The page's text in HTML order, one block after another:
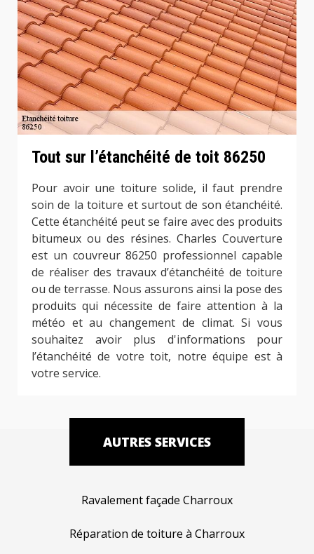
Tout sur l’étanchéité de toit 86250
Pour avoir une toiture solide, il faut prendre
soin de la toiture et surtout de son étanchéité.
Cette étanchéité peut se faire avec des produits
bitumeux ou des résines. Charles Couverture
est un couvreur 86250 professionnel capable
de réaliser des travaux d’étanchéité de toiture
ou de terrasse. Nous assurons ainsi la pose des
produits qui nécessite de faire attention à la
météo et au changement de climat. Si vous
souhaitez avoir plus d'informations pour
l’étanchéité de votre toit, notre équipe est à
votre service.
AUTRES SERVICES
Ravalement façade Charroux
Réparation de toiture à Charroux